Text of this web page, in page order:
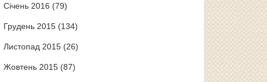
Січень 2016 (79)
Грудень 2015(134)
Листопад 2015(26)
Жовтень 2015(87)